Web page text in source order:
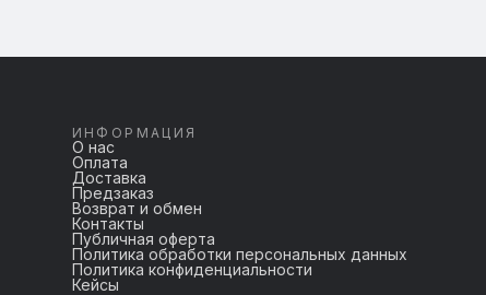
ИНФОРМАЦИЯ
О нас
Оплата
Доставка
Предзаказ
Возврат и обмен
Контакты
Публичная оферта
Политика обработки персональных данных
Политика конфиденциальности
Кейсы